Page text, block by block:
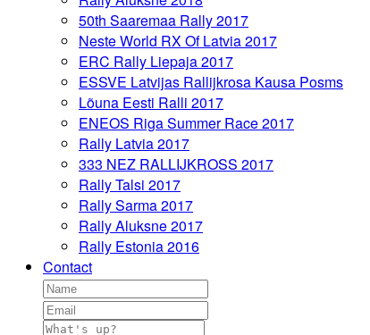
50th Saaremaa Rally 2017
Neste World RX Of Latvia 2017
ERC Rally Liepaja 2017
ESSVE Latvijas Rallijkrosa Kausa Posms
Lõuna Eesti Ralli 2017
ENEOS Riga Summer Race 2017
Rally Latvia 2017
333 NEZ RALLIJKROSS 2017
Rally Talsi 2017
Rally Sarma 2017
Rally Aluksne 2017
Rally Estonia 2016
Contact